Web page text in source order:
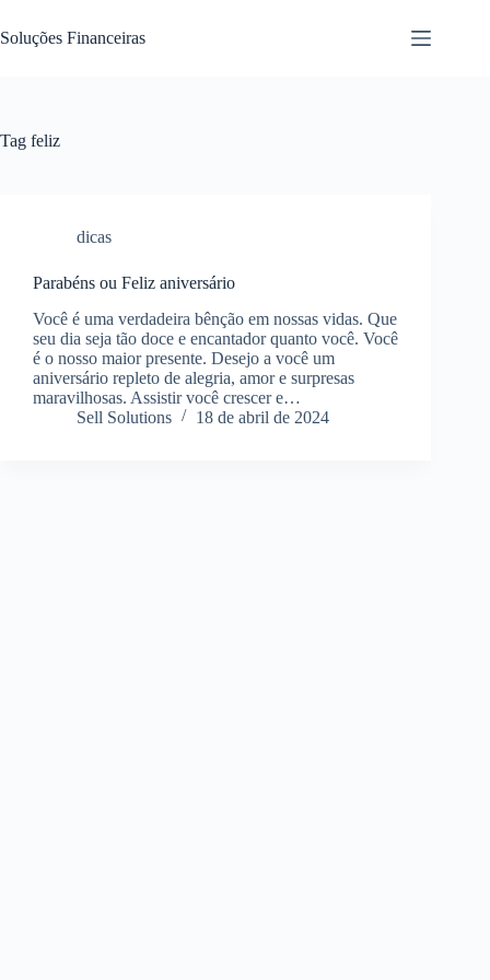
para
o
Soluções Financeiras
Tag feliz
dicas
Parabéns ou Feliz aniversário
Você é uma verdadeira bênção em nossas vidas. Que
seu dia seja tão doce e encantador quanto você. Você
é o nosso maior presente. Desejo a você um
aniversário repleto de alegria, amor e surpresas
maravilhosas. Assistir você crescer e…
Sell Solutions
18 de abril de 2024